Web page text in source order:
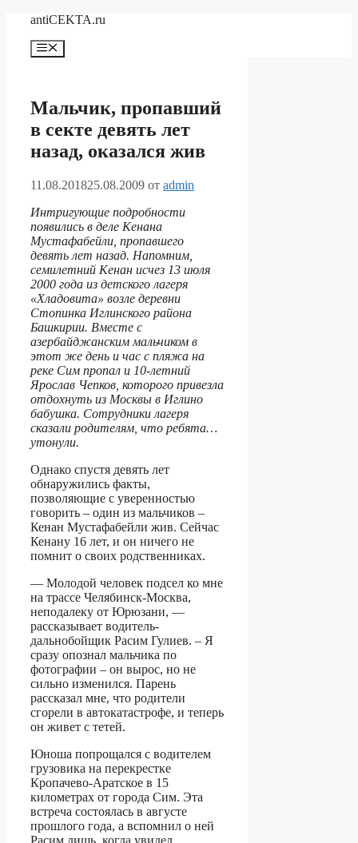
Перейти
содержимому
antiCEKTA.ru
Меню
Мальчик, пропавший
в секте девять лет
назад, оказался жив
11.08.201825.08.2009 от admin
Интригующие подробности
появились в деле Кенана
Мустафабейли, пропавшего
девять лет назад. Напомним,
семилетний Кенан исчез 13 июля
2000 года из детского лагеря
«Хладовита» возле деревни
Стопинка Иглинского района
Башкирии. Вместе с
азербайджанским мальчиком в
этот же день и час с пляжа на
реке Сим пропал и 10-летний
Ярослав Чепков, которого привезла
отдохнуть из Москвы в Иглино
бабушка. Сотрудники лагеря
сказали родителям, что ребята…
утонули.
Однако спустя девять лет
обнаружились факты,
позволяющие с уверенностью
говорить – один из мальчиков –
Кенан Мустафабейли жив. Сейчас
Кенану 16 лет, и он ничего не
помнит о своих родственниках.
— Молодой человек подсел ко мне
на трассе Челябинск-Москва,
неподалеку от Юрюзани, —
рассказывает водитель-
дальнобойщик Расим Гулиев. – Я
сразу опознал мальчика по
фотографии – он вырос, но не
сильно изменился. Парень
рассказал мне, что родители
сгорели в автокатастрофе, и теперь
он живет с тетей.
Юноша попрощался с водителем
грузовика на перекрестке
Кропачево-Аратское в 15
километрах от города Сим. Эта
встреча состоялась в августе
прошлого года, а вспомнил о ней